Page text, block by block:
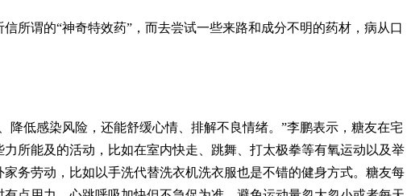
所谓的“神奇特效药”，而去尝试一些来路和成分不明的药材，病从口
降低感染风险，还能舒缓心情、排解不良情绪。”李鹏表示，糖友在宅
所能及的活动，比如在室内快走、跳舞、打太极拳等有氧运动以及举
务劳动，比如以手洗代替洗衣机洗衣服也是不错的健身方式。糖友每